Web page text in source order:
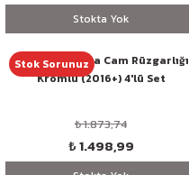
Stokta Yok
Stok Sorunuz
Niken Fiat Egea Cam Rüzgarlığı
Kromlu (2016+) 4'lü Set
₺ 1.873,74
₺ 1.498,99